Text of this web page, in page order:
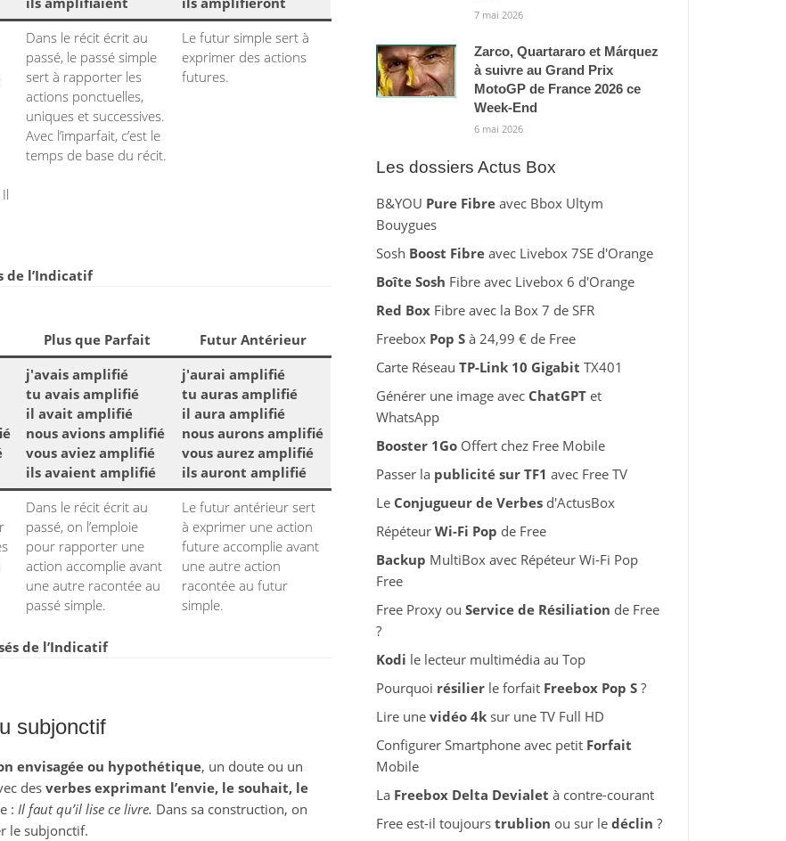
Dans le récit écrit au
passé, le passé simple
sert à rapporter les
actions ponctuelles,
uniques et successives.
Avec l’imparfait, c’est le
temps de base du récit.
Le futur simple sert à
exprimer des actions
futures.
de l’Indicatif
Plus que Parfait
Futur Antérieur
j'avais amplifié
tu avais amplifié
il avait amplifié
nous avions amplifié
vous aviez amplifié
ils avaient amplifié
j'aurai amplifié
tu auras amplifié
il aura amplifié
nous aurons amplifié
vous aurez amplifié
ils auront amplifié
Dans le récit écrit au
passé, on l’emploie
pour rapporter une
action accomplie avant
une autre racontée au
passé simple.
Le futur antérieur sert
à exprimer une action
future accomplie avant
une autre action
racontée au futur
simple.
de l’Indicatif
subjonctif
envisagée ou hypothétique, un doute ou un
des verbes exprimant l’envie, le souhait, le
: Il faut qu’il lise ce livre. Dans sa construction, on
le subjonctif.
7 mai 2026
Zarco, Quartararo et Márquez
à suivre au Grand Prix
MotoGP de France 2026 ce
Week-End
6 mai 2026
Les dossiers Actus Box
B&YOU Pure Fibreavec Bbox Ultym
Bouygues
Sosh Boost Fibreavec Livebox 7SE d'Orange
Boîte Sosh Fibre avec Livebox 6 d'Orange
Red BoxFibre avec la Box 7 de SFR
Freebox Pop Sà 24,99 € de Free
Carte Réseau TP-Link 10 Gigabit TX401
Générer une image avec ChatGPTet
WhatsApp
Booster 1GoOffert chez Free Mobile
Passer la publicité sur TF1 avec Free TV
Le Conjugueur de Verbesd'ActusBox
Répéteur Wi-Fi Pop de Free
Backup MultiBox avec Répéteur Wi-Fi Pop
Free
Free Proxy ou Service de Résiliation de Free
?
Kodi le lecteur multimédia au Top
Pourquoi résilierle forfait Freebox Pop S?
Lire une vidéo 4ksur une TV Full HD
Configurer Smartphone avec petit Forfait
Mobile
La Freebox Delta Devialet à contre-courant
Free est-il toujours trublion ou sur le déclin ?